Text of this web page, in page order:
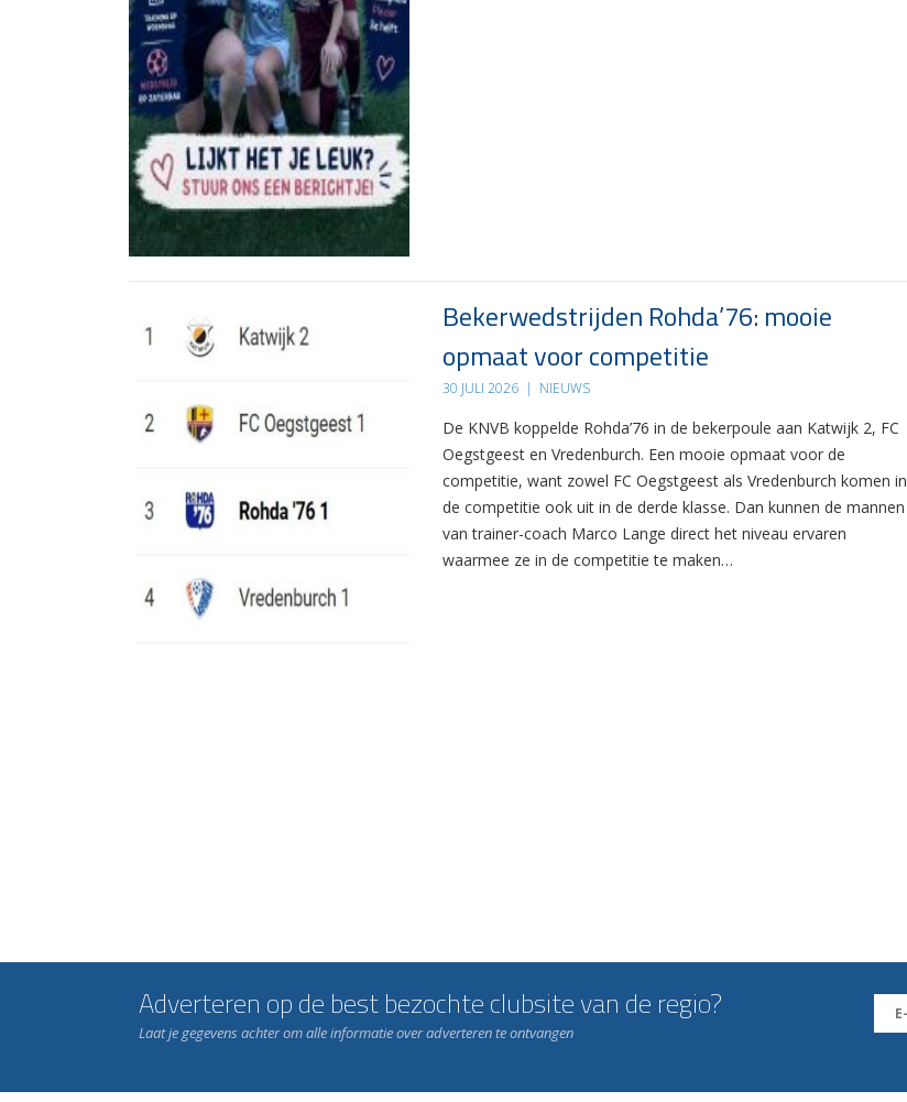
Bekerwedstrijden Rohda’76: mooie
opmaat voor competitie
30 JULI 2026 | NIEUWS
De KNVB koppelde Rohda’76 in de bekerpoule aan Katwijk 2, FC
Oegstgeest en Vredenburch. Een mooie opmaat voor de
competitie, want zowel FC Oegstgeest als Vredenburch komen in
de competitie ook uit in de derde klasse. Dan kunnen de mannen
van trainer-coach Marco Lange direct het niveau ervaren
waarmee ze in de competitie te maken…
Adverteren op de best bezochte clubsite van de regio?
Laat je gegevens achter om alle informatie over adverteren te ontvangen